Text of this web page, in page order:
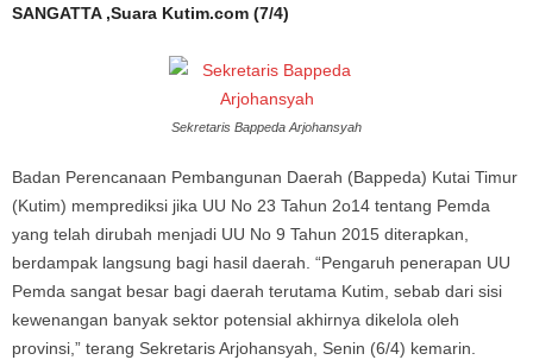
SANGATTA ,Suara Kutim.com (7/4)
Sekretaris Bappeda Arjohansyah
Badan Perencanaan Pembangunan Daerah (Bappeda) Kutai Timur
(Kutim) memprediksi jika UU No 23 Tahun 2o14 tentang Pemda
yang telah dirubah menjadi UU No 9 Tahun 2015 diterapkan,
berdampak langsung bagi hasil daerah. “Pengaruh penerapan UU
Pemda sangat besar bagi daerah terutama Kutim, sebab dari sisi
kewenangan banyak sektor potensial akhirnya dikelola oleh
provinsi,” terang Sekretaris Arjohansyah, Senin (6/4) kemarin.